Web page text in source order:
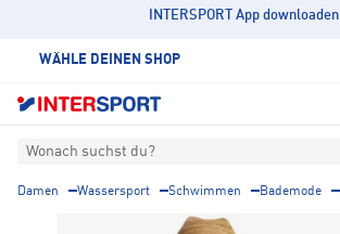
INTERSPORT App downloaden
WÄHLE DEINEN SHOP
Wonach suchst du?
Damen Wassersport Schwimmen Bademode